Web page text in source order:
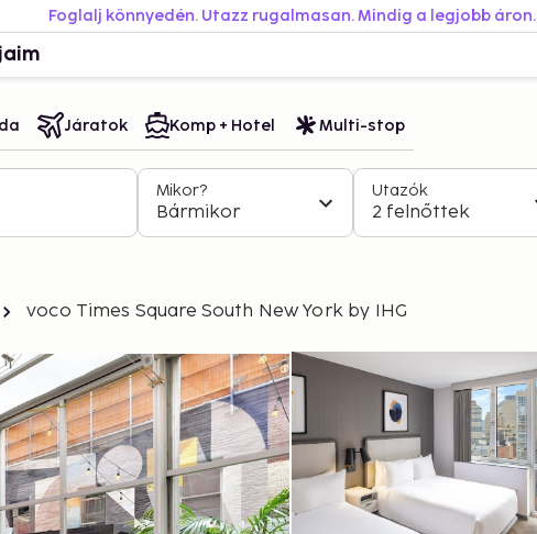
Foglalj könnyedén. Utazz rugalmasan. Mindig a legjobb áron.
Járatok Komp + Hotel Multi-stop
Mikor?
Bármikor
Utazók
2 felnőttek
voco Times Square South New York by IHG